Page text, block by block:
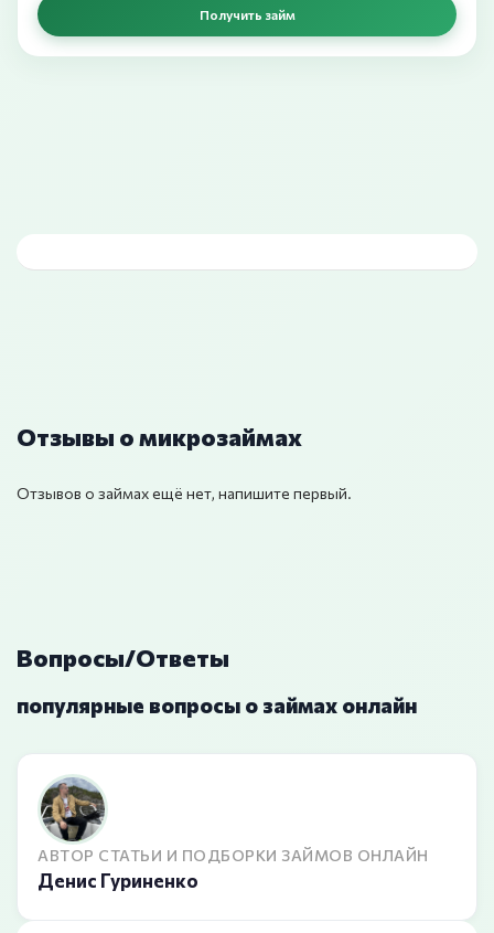
Получить займ
Отзывы о микрозаймах
Отзывов о займах ещё нет, напишите первый.
Вопросы/Ответы
популярные вопросы о займах онлайн
АВТОР СТАТЬИ И ПОДБОРКИ ЗАЙМОВ ОНЛАЙН
Денис Гуриненко